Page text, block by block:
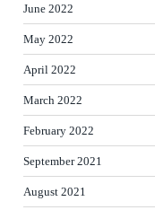
June 2022
May 2022
April 2022
March 2022
February 2022
September 2021
August 2021